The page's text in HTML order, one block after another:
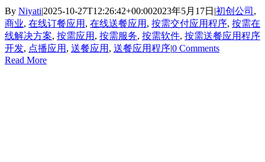
By Niyati|2025-10-27T12:26:42+00:002023年5月17日 |初创公司 ,
商业, 在线订餐应用 , 在线送餐应用 , 按需交付应用程序, 按需在
线解决方案, 按需应用 , 按需服务, 按需软件, 按需送餐应用程序
开发, 点播应用 , 送餐应用 , 送餐应用程序|0 Comments
Read More